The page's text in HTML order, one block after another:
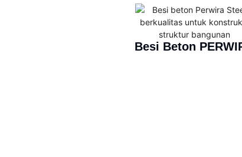
Besi Beton